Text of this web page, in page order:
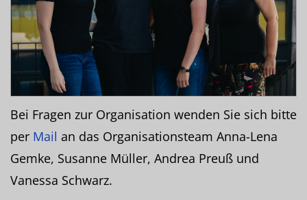
Bei Fragen zur Organisation wenden Sie sich bitte
per Mail an das Organisationsteam Anna-Lena
Gemke, Susanne Müller, Andrea Preuß und
Vanessa Schwarz.